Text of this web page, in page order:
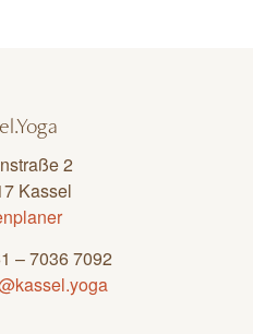
2
Kassel
– 7036 7092